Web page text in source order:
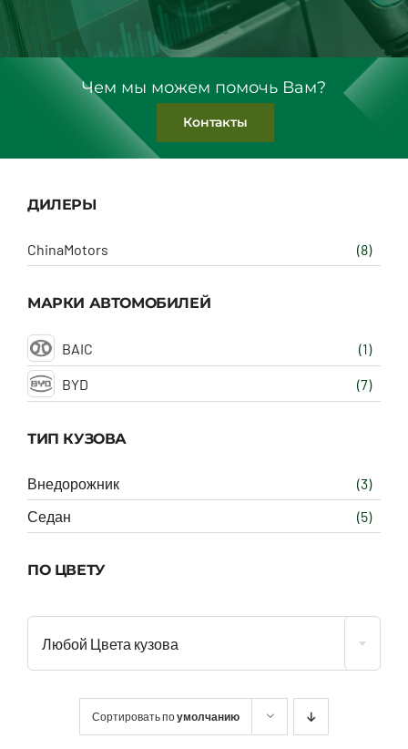
Чем мы можем помочь Вам?
Контакты
ДИЛЕРЫ
ChinaMotors (8)
МАРКИ АВТОМОБИЛЕЙ
BAIC (1)
BYD (7)
ТИП КУЗОВА
Внедорожник
(3)
Седан
(5)
ПО ЦВЕТУ
Любой Цвета кузова
Сортировать поумолчанию